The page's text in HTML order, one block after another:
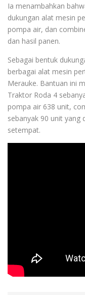
Ia menambahkan
dukungan alat mesin
pompa air, dan
dan hasil panen.
Sebagai bentuk
berbagai alat mesin
Merauke. Bantuan ini
Traktor Roda 4
pompa air 638 unit,
sebanyak 90 unit yang
setempat.